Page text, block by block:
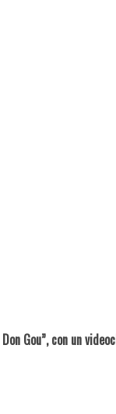
Gou”, con un